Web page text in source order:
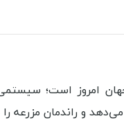
امروز است؛
و راندمان مزرعه را